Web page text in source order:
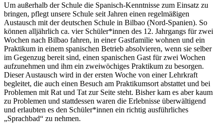
Um außerhalb der Schule die Spanisch-Kenntnisse zum Einsatz zu
bringen, pflegt unsere Schule seit Jahren einen regelmäßigen
Austausch mit der deutschen Schule in Bilbao (Nord-Spanien). So
können alljährlich ca. vier Schüler*innen des 12. Jahrgangs für zwei
Wochen nach Bilbao fahren, in einer Gastfamilie wohnen und ein
Praktikum in einem spanischen Betrieb absolvieren, wenn sie selber
im Gegenzug bereit sind, einen spanischen Gast für zwei Wochen
aufzunehmen und ihm ein zweiwöchiges Praktikum zu besorgen.
Dieser Austausch wird in der ersten Woche von einer Lehrkraft
begleitet, die auch einen Besuch am Praktikumsort abstattet und bei
Problemen mit Rat und Tat zur Seite steht. Bisher kam es aber kaum
zu Problemen und stattdessen waren die Erlebnisse überwältigend
und erlaubten es den Schüler*innen ein richtig ausführliches
„Sprachbad“ zu nehmen.